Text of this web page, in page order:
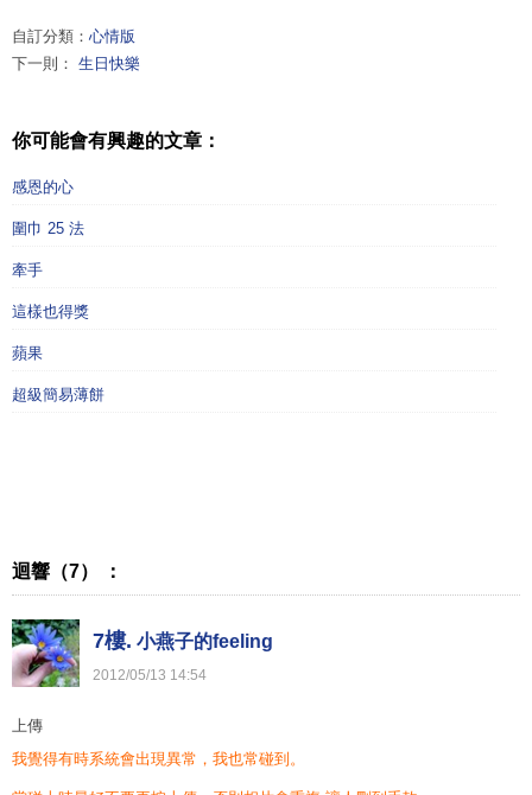
自訂分類： 心情版
下一則： 生日快樂
你可能會有興趣的文章：
感恩的心
圍巾 25 法
牽手
這樣也得獎
蘋果
超級簡易薄餅
迴響（7） ：
7樓. 小燕子的feeling
2012/05/13 14:54
上傳
我覺得有時系統會出現異常，我也常碰到。